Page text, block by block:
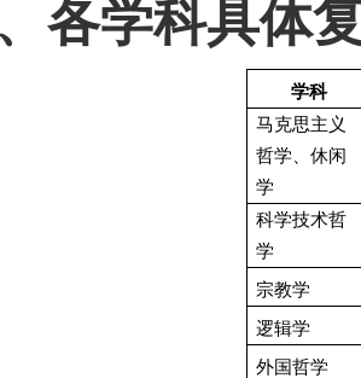
各学科具体
学科
马克思主义
哲学、休闲
学
科学技术哲
学
宗教学
逻辑学
外国哲学